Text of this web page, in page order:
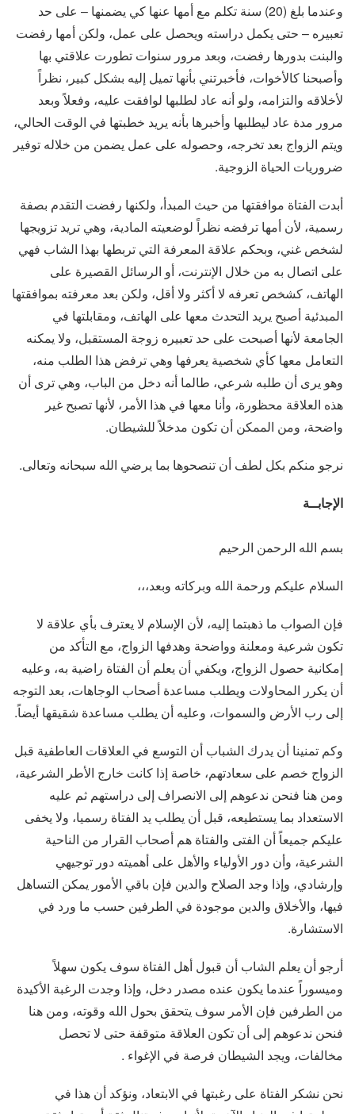
وعندما بلغ (20) سنة تكلم مع أمها عنها كي يضمنها – على حد
تعبيره – حتى يكمل دراسته ويحصل على عمل، ولكن أمها رفضت
والبنت بدورها رفضت، وبعد مرور سنوات تطورت علاقتي بها
وأصبحنا كالأخوات، فأخبرتني بأنها تميل إليه بشكل كبير، نظراً
لأخلاقه والتزامه، ولو أنه عاد لطلبها لوافقت عليه، وفعلاً وبعد
مرور مدة عاد ليطلبها وأخبرها بأنه يريد خطبتها في الوقت الحالي،
ويتم الزواج بعد تخرجه، وحصوله على عمل يضمن من خلاله توفير
ضروريات الحياة الزوجية.
أبدت الفتاة موافقتها من حيث المبدأ، ولكنها رفضت التقدم بصفة
رسمية، لأن أمها ترفضه نظراً لوضعيته المادية، وهي تريد تزويجها
لشخص غني، وبحكم علاقة المعرفة التي تربطها بهذا الشاب فهي
على اتصال به من خلال الإنترنت، أو الرسائل القصيرة على
الهاتف، كشخص تعرفه لا أكثر ولا أقل، ولكن بعد معرفته بموافقتها
المبدئية أصبح يريد التحدث معها على الهاتف، ومقابلتها في
الجامعة لأنها أصبحت على حد تعبيره زوجة المستقبل، ولا يمكنه
التعامل معها كأي شخصية يعرفها وهي ترفض هذا الطلب منه،
وهو يرى أن طلبه شرعي، طالما أنه دخل من الباب، وهي ترى أن
هذه العلاقة محظورة، وأنا معها في هذا الأمر، لأنها تصبح غير
واضحة، ومن الممكن أن تكون مدخلاً للشيطان.
نرجو منكم بكل لطف أن تنصحوها بما يرضي الله سبحانه وتعالى.
الإجابــة
بسم الله الرحمن الرحيم
السلام عليكم ورحمة الله وبركاته وبعد،،،
فإن الصواب ما ذهبتما إليه، لأن الإسلام لا يعترف بأي علاقة لا
تكون شرعية ومعلنة وواضحة وهدفها الزواج، مع التأكد من
إمكانية حصول الزواج، ويكفي أن يعلم أن الفتاة راضية به، وعليه
أن يكرر المحاولات ويطلب مساعدة أصحاب الوجاهات، بعد التوجه
إلى رب الأرض والسموات، وعليه أن يطلب مساعدة شقيقها أيضاً.
وكم تمنينا أن يدرك الشباب أن التوسع في العلاقات العاطفية قبل
الزواج خصم على سعادتهم، خاصة إذا كانت خارج الأطر الشرعية،
ومن هنا فنحن ندعوهم إلى الانصراف إلى دراستهم ثم عليه
الاستعداد بما يستطيعه، قبل أن يطلب يد الفتاة رسميا، ولا يخفى
عليكم جميعاً أن الفتى والفتاة هم أصحاب القرار من الناحية
الشرعية، وأن دور الأولياء والأهل على أهميته دور توجيهي
وإرشادي، وإذا وجد الصلاح والدين فإن باقي الأمور يمكن التساهل
فيها، والأخلاق والدين موجودة في الطرفين حسب ما ورد في
الاستشارة.
أرجو أن يعلم الشاب أن قبول أهل الفتاة سوف يكون سهلاً
وميسوراً عندما يكون عنده مصدر دخل، وإذا وجدت الرغبة الأكيدة
من الطرفين فإن الأمر سوف يتحقق بحول الله وقوته، ومن هنا
فنحن ندعوهم إلى أن تكون العلاقة متوقفة حتى لا تحصل
مخالفات، ويجد الشيطان فرصة في الإغواء .
نحن نشكر الفتاة على رغبتها في الابتعاد، ونؤكد أن هذا في